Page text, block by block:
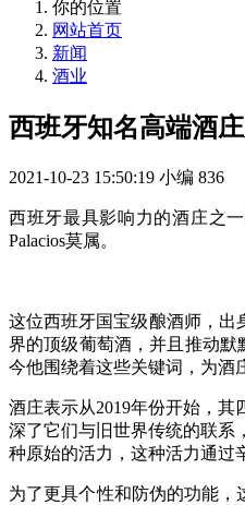
你的位置
网站首页
新闻
酒业
西班牙知名高端酒
2021-10-23 15:50:19 小编 836
西班牙最具影响力的酒庄之
Palacios莫属。
这位西班牙国宝级酿酒师，出
界的顶级葡萄酒，并且推动默
今他围绕着这些关键词，为酒
酒庄表示从2019年份开始，其
深了它们与旧世界传统的联系
种原始的活力，这种活力通过
为了更具个性和防伪的功能，